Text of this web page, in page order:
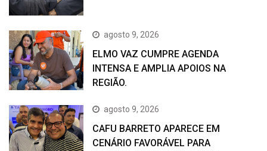
agosto 9, 2026
ELMO VAZ CUMPRE AGENDA
INTENSA E AMPLIA APOIOS NA
REGIÃO.
agosto 9, 2026
CAFU BARRETO APARECE EM
CENÁRIO FAVORÁVEL PARA